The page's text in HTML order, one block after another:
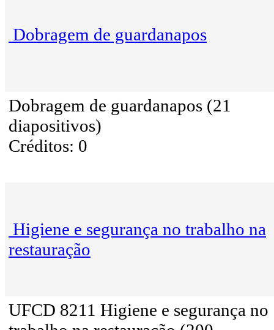
Dobragem de guardanapos
Dobragem de guardanapos (21
diapositivos)
Créditos: 0
Higiene e segurança no trabalho na
restauração
UFCD 8211 Higiene e segurança no